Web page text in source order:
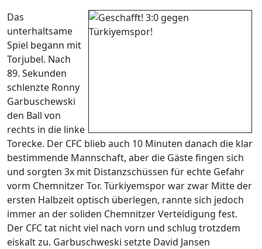
Das
unterhaltsame
Spiel begann mit
Torjubel. Nach
89. Sekunden
schlenzte Ronny
Garbuschewski
den Ball von
rechts in die linke
Torecke. Der CFC blieb auch 10 Minuten danach die klar
bestimmende Mannschaft, aber die Gäste fingen sich
und sorgten 3x mit Distanzschüssen für echte Gefahr
vorm Chemnitzer Tor. Türkiyemspor war zwar Mitte der
ersten Halbzeit optisch überlegen, rannte sich jedoch
immer an der soliden Chemnitzer Verteidigung fest.
Der CFC tat nicht viel nach vorn und schlug trotzdem
eiskalt zu. Garbuschweski setzte David Jansen